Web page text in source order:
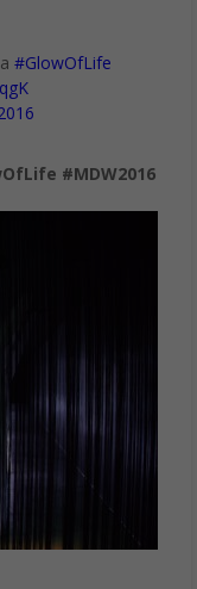
#GlowOfLife
#MDW2016